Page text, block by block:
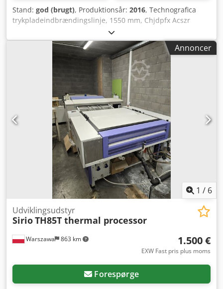
Stand: god (brugt), Produktionsår: 2016, Technografica
trykpladeindbrændingslinje, 1550 mm, Chjdpfx Acszr
Haxjmea Årstal: 2016, trykpladefremkaldelsesmaskine,
fabrikant: Techno-Grafica, type: TPP9001M Årstal: 2002, 2
stk. overførselsborde, fabrikant: Techno-Grafica, model:
CTA1550 Årstal: 2002, indbrændingsovn, fabrikant:
Techno-Grafica, model: EBO1550 Årstal: 2002,
afgummeringsenhed, fabrikant: Techno-Grafica, model:
SPG1550 Årstal: 2006, trykpladestakker, fabrikant: Techno-
Grafica, model: PSTHS1550
Annoncer
1 / 6
Warszawa 863 km
Udviklingsudstyr
SirioTH85T thermal processor
1.500 €
EXW Fast pris plus moms
Forespørge